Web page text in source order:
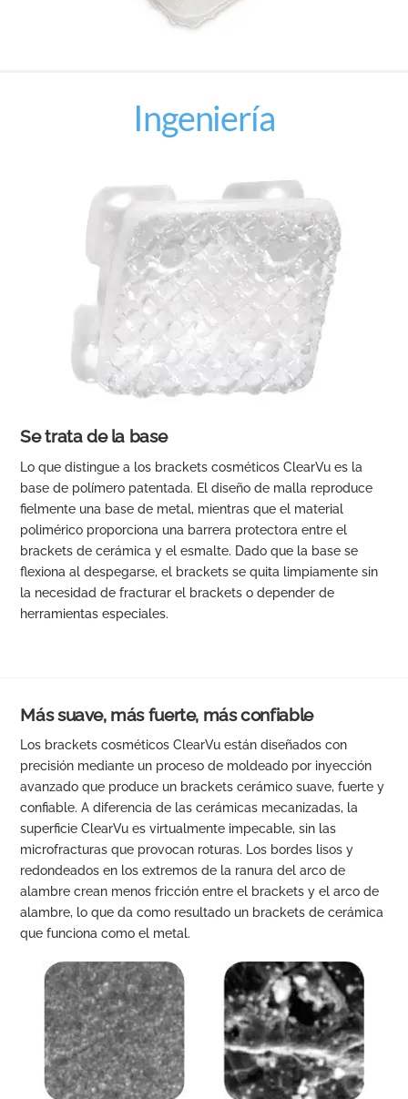
Ingeniería
Se trata de la base
Lo que distingue a los brackets cosméticos ClearVu es la
base de polímero patentada. El diseño de malla reproduce
fielmente una base de metal, mientras que el material
polimérico proporciona una barrera protectora entre el
brackets de cerámica y el esmalte. Dado que la base se
flexiona al despegarse, el brackets se quita limpiamente sin
la necesidad de fracturar el brackets o depender de
herramientas especiales.
Más suave, más fuerte, más confiable
Los brackets cosméticos ClearVu están diseñados con
precisión mediante un proceso de moldeado por inyección
avanzado que produce un brackets cerámico suave, fuerte y
confiable. A diferencia de las cerámicas mecanizadas, la
superficie ClearVu es virtualmente impecable, sin las
microfracturas que provocan roturas. Los bordes lisos y
redondeados en los extremos de la ranura del arco de
alambre crean menos fricción entre el brackets y el arco de
alambre, lo que da como resultado un brackets de cerámica
que funciona como el metal.